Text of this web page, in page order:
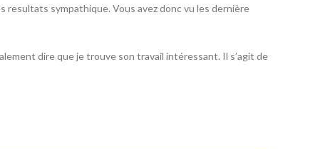
resultats sympathique. Vous avez donc vu les dernière
dire que je trouve son travail intéressant. Il s’agit de